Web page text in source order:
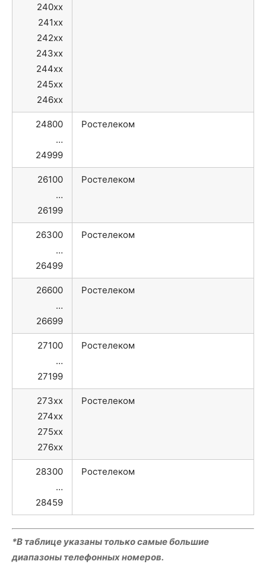
240xx
241xx
242xx
243xx
244xx
245xx
246xx
24800
…
24999
Ростелеком
26100
…
26199
Ростелеком
26300
…
26499
Ростелеком
26600
…
26699
Ростелеком
27100
…
27199
Ростелеком
273xx
274xx
275xx
276xx
Ростелеком
28300
…
28459
Ростелеком
*В таблице указаны только самые большие
диапазоны телефонных номеров.